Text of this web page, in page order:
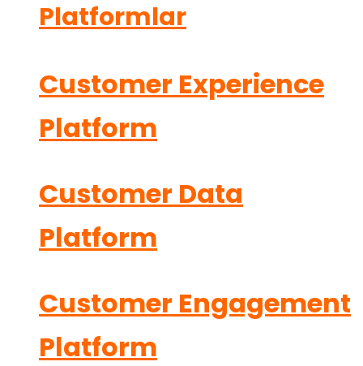
Platformlar
Customer Experience
Platform
Customer Data
Platform
Customer Engagement
Platform